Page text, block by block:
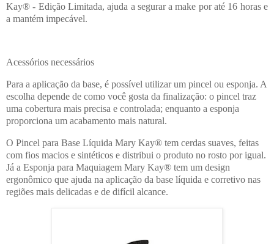
Kay® - Edição Limitada, ajuda a segurar a make por até 16 horas e
a mantém impecável.
Acessórios necessários
Para a aplicação da base, é possível utilizar um pincel ou esponja. A
escolha depende de como você gosta da finalização: o pincel traz
uma cobertura mais precisa e controlada; enquanto a esponja
proporciona um acabamento mais natural.
O Pincel para Base Líquida Mary Kay® tem cerdas suaves, feitas
com fios macios e sintéticos e distribui o produto no rosto por igual.
Já a Esponja para Maquiagem Mary Kay® tem um design
ergonômico que ajuda na aplicação da base líquida e corretivo nas
regiões mais delicadas e de difícil alcance.